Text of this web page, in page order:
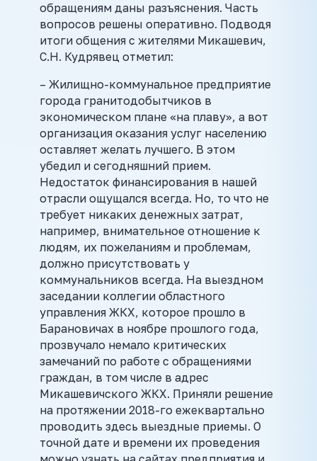
обращениям даны разъяснения. Часть
вопросов решены оперативно. Подводя
итоги общения с жителями Микашевич,
С.Н. Кудрявец отметил:
– Жилищно-коммунальное предприятие
города гранитодобытчиков в
экономическом плане «на плаву», а вот
организация оказания услуг населению
оставляет желать лучшего. В этом
убедил и сегодняшний прием.
Недостаток финансирования в нашей
отрасли ощущался всегда. Но, то что не
требует никаких денежных затрат,
например, внимательное отношение к
людям, их пожеланиям и проблемам,
должно присутствовать у
коммунальников всегда. На выездном
заседании коллегии областного
управления ЖКХ, которое прошло в
Барановичах в ноябре прошлого года,
прозвучало немало критических
замечаний по работе с обращениями
граждан, в том числе в адрес
Микашевичского ЖКХ. Приняли решение
на протяжении 2018-го ежеквартально
проводить здесь выездные приемы. О
точной дате и времени их проведения